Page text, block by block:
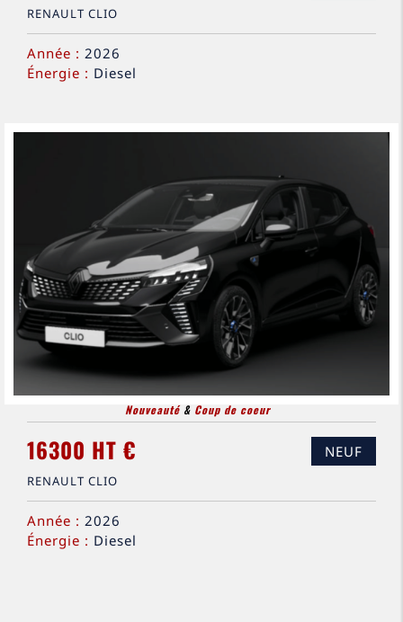
RENAULT CLIO
Année : 2026
Énergie : Diesel
Nouveauté& Coup de coeur
16300 HT € NEUF
RENAULT CLIO
Année : 2026
Énergie : Diesel